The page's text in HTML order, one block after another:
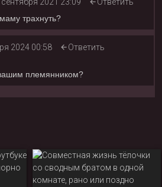
сентября 2021 23:09
Ответить
трахнуть?
2024 00:58
Ответить
племянником?